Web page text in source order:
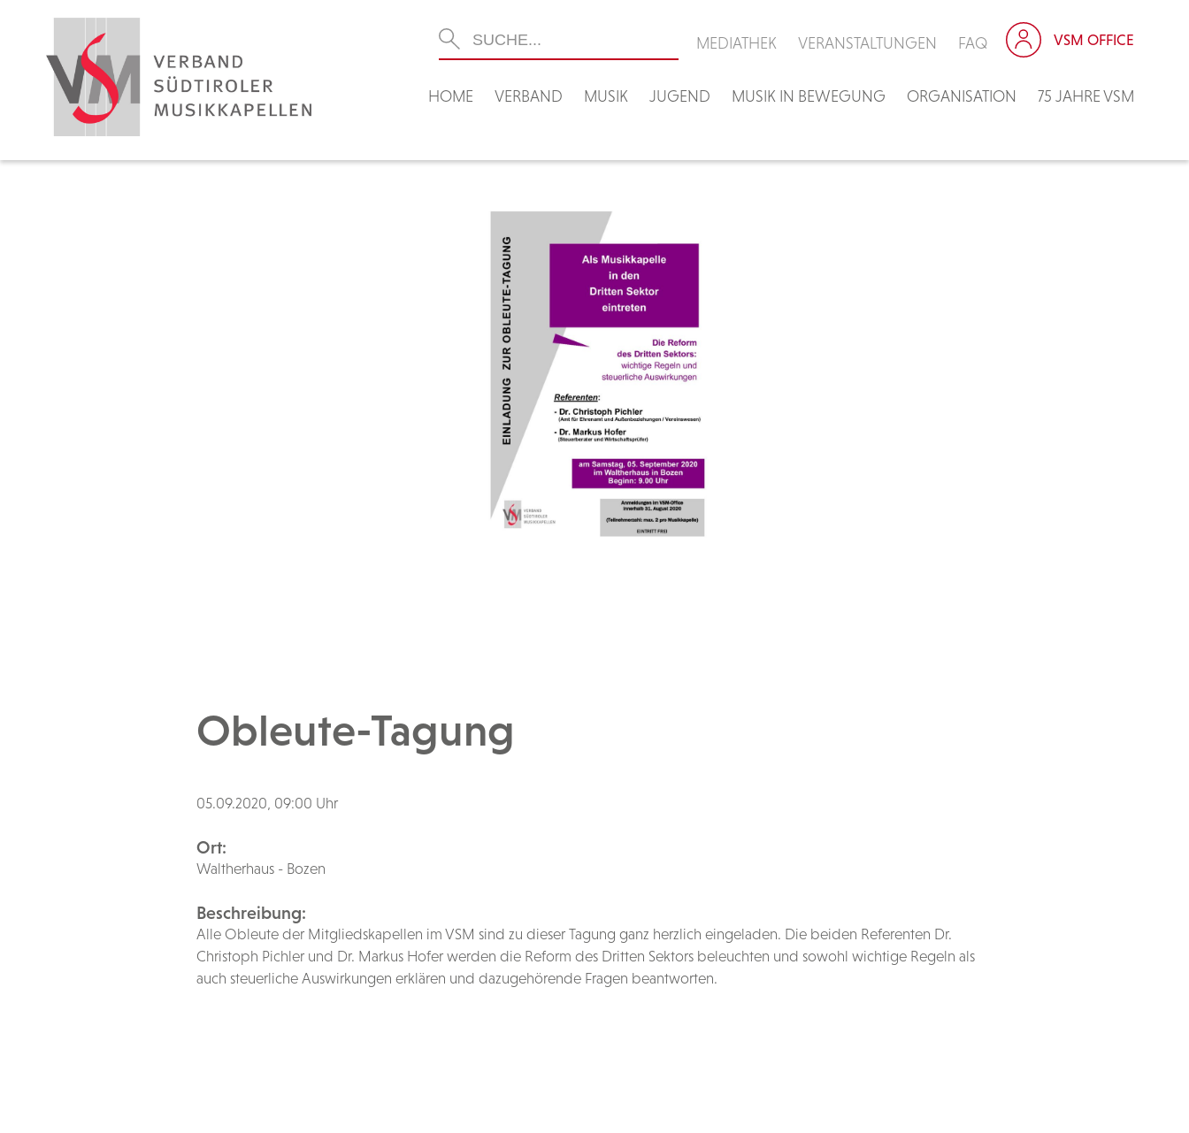
HOME VERBAND MUSIK JUGEND MUSIK IN BEWEGUNG ORGANISATION 75 JAHRE VSM
MEDIATHEK VERANSTALTUNGEN FAQ VSM OFFICE
Obleute-Tagung
05.09.2020, 09:00 Uhr
Ort:
Waltherhaus - Bozen
Beschreibung:
Alle Obleute der Mitgliedskapellen im VSM sind zu dieser Tagung ganz herzlich eingeladen. Die beiden Referenten Dr.
Christoph Pichler und Dr. Markus Hofer werden die Reform des Dritten Sektors beleuchten und sowohl wichtige Regeln als
auch steuerliche Auswirkungen erklären und dazugehörende Fragen beantworten.